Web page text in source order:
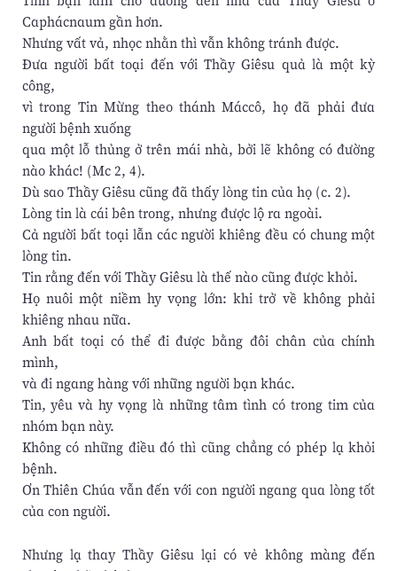
Caphácnaum gần hơn.
Nhưng vất vả, nhọc nhằn thì vẫn không tránh được.
Đưa người bất toại đến với Thầy Giêsu quả là một kỳ
công,
vì trong Tin Mừng theo thánh Máccô, họ đã phải đưa
người bệnh xuống
qua một lỗ thủng ở trên mái nhà, bởi lẽ không có đường
nào khác! (Mc 2, 4).
Dù sao Thầy Giêsu cũng đã thấy lòng tin của họ (c. 2).
Lòng tin là cái bên trong, nhưng được lộ ra ngoài.
Cả người bất toại lẫn các người khiêng đều có chung một
lòng tin.
Tin rằng đến với Thầy Giêsu là thế nào cũng được khỏi.
Họ nuôi một niềm hy vọng lớn: khi trở về không phải
khiêng nhau nữa.
Anh bất toại có thể đi được bằng đôi chân của chính
mình,
và đi ngang hàng với những người bạn khác.
Tin, yêu và hy vọng là những tâm tình có trong tim của
nhóm bạn này.
Không có những điều đó thì cũng chẳng có phép lạ khỏi
bệnh.
Ơn Thiên Chúa vẫn đến với con người ngang qua lòng tốt
của con người.
Nhưng lạ thay Thầy Giêsu lại có vẻ không màng đến